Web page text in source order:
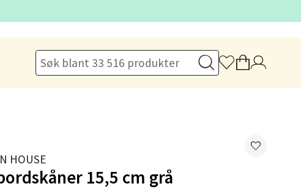
HOUSE
15,5 cm grå
Velg